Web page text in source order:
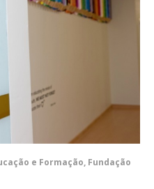
e Formação, Fundação